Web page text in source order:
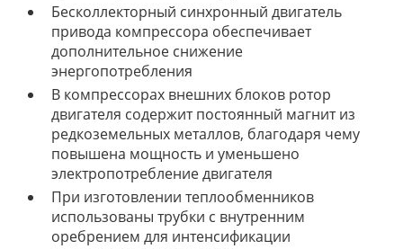
Бесколлекторный синхронный двигатель
привода компрессора обеспечивает
дополнительное снижение
энергопотребления
В компрессорах внешних блоков ротор
двигателя содержит постоянный магнит из
редкоземельных металлов, благодаря чему
повышена мощность и уменьшено
электропотребление двигателя
При изготовлении теплообменников
использованы трубки с внутренним
оребрением для интенсификации